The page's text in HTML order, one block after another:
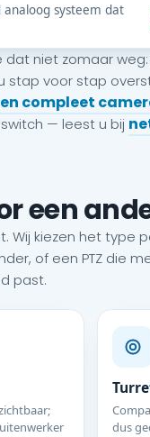
systeem dat
niet zomaar
voor stap
compleet
— leest u bij
een
Wij kiezen het type
of een PTZ die
past.
dus